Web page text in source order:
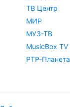
ТВ Центр
МИР
МУЗ-ТВ
MusicBox TV
РТР-Планета